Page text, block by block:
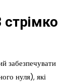
забезпечувати
нуля), які